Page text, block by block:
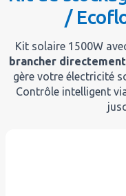
/
Kit solaire 1500W
brancher
gère votre électricité
Contrôle intelligent